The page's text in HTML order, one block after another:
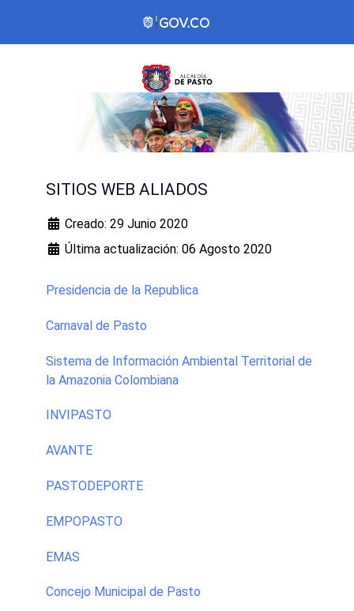
SITIOS WEB ALIADOS
Creado: 29 Junio 2020
Última actualización: 06 Agosto 2020
Presidencia de la Republica
Carnaval de Pasto
Sistema de Información Ambiental Territorial de
la Amazonia Colombiana
INVIPASTO
AVANTE
PASTODEPORTE
EMPOPASTO
EMAS
Concejo Municipal de Pasto